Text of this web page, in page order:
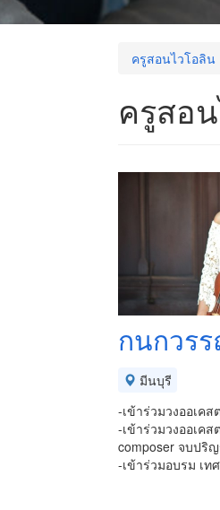
ครูสอนไวโอลิน
ครูสอ
กนกวร
มีนบุรี
-เข้าร่วมวงออเค
-เข้าร่วมวงออเค
composer จบปริ
-เข้าร่วมอบรม เ